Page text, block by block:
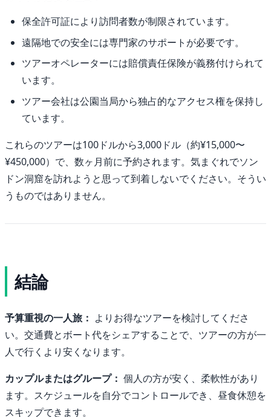
保全許可証により訪問者数が制限されています。
遠隔地での安全には専門家のサポートが必要です。
ツアーオペレーターには賠償責任保険が義務付けられて
います。
ツアー会社は公園当局から独占的なアクセス権を保持し
ています。
これらのツアーは100ドルから3,000ドル（約¥15,000〜
¥450,000）で、数ヶ月前に予約されます。気まぐれでソン
ドン洞窟を訪れようと思って到着しないでください。そうい
うものではありません。
結論
予算重視の一人旅： よりお得なツアーを検討してくださ
い。交通費とボート代をシェアすることで、ツアーの方が一
人で行くより安くなります。
カップルまたはグループ： 個人の方が安く、柔軟性があり
ます。スケジュールを自分でコントロールでき、昼食休憩を
スキップできます。